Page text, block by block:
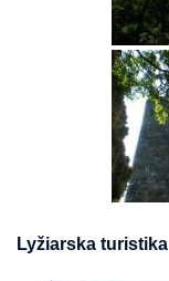
Lyžiarska turistika